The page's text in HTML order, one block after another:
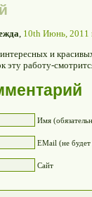
, 10th Июнь, 2011
и
эту работу-
Имя
EMail (не будет
Сайт